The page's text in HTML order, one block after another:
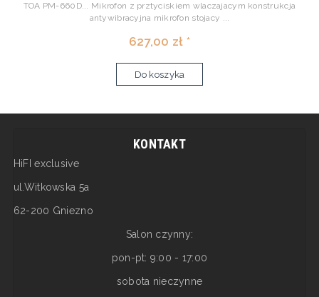
TOA PM-660D... Mikrofon z prztyciskiem wlaczajacym konstrukcja
antywibracyjna mikrofon stojacy ...
627,00 zł *
Do koszyka
KONTAKT
HiFI exclusive
ul.Witkowska 5a
62-200 Gniezno
Salon czynny:
pon-pt: 9:00 - 17:00
sobota nieczynne